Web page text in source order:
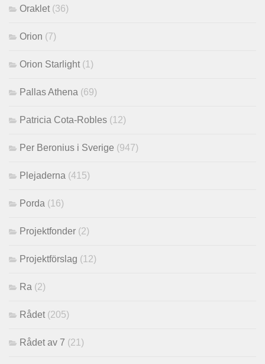
Oraklet (36)
Orion (7)
Orion Starlight (1)
Pallas Athena (69)
Patricia Cota-Robles (12)
Per Beronius i Sverige (947)
Plejaderna (415)
Porda (16)
Projektfonder (2)
Projektförslag (12)
Ra (2)
Rådet (205)
Rådet av 7 (21)